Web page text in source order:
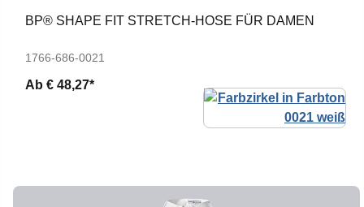
BP® SHAPE FIT STRETCH-HOSE FÜR DAMEN
1766-686-0021
Ab € 48,27*